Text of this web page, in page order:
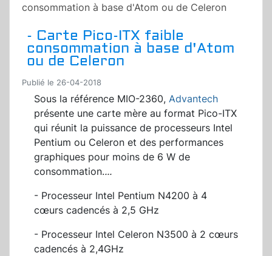
consommation à base d'Atom ou de Celeron
- Carte Pico-ITX faible
consommation à base d'Atom
ou de Celeron
Publié le 26-04-2018
Sous la référence MIO-2360, Advantech
présente une carte mère au format Pico-ITX
qui réunit la puissance de processeurs Intel
Pentium ou Celeron et des performances
graphiques pour moins de 6 W de
consommation....
- Processeur Intel Pentium N4200 à 4
cœurs cadencés à 2,5 GHz
- Processeur Intel Celeron N3500 à 2 cœurs
cadencés à 2,4GHz